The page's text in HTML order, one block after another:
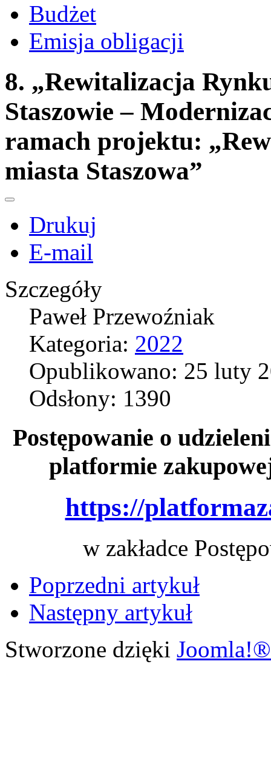
Budżet
Emisja obligacji
8. „Rewitalizacja
Staszowie –
ramach projektu:
miasta Staszowa”
Drukuj
E-mail
Szczegóły
Paweł Przewoźniak
Kategoria: 2022
Opublikowano: 25 luty
Odsłony: 1390
Postępowanie o
platformie
https://
w zakładce
Poprzedni artykuł
Następny artykuł
Stworzone dzięki Joomla!®